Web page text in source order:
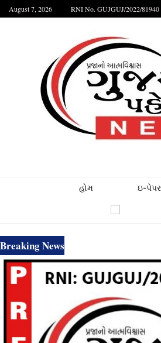
August 7, 2026 RNI No. GUJGUJ/2022/81940
હોમ ઇ-પેપર
Breaking News